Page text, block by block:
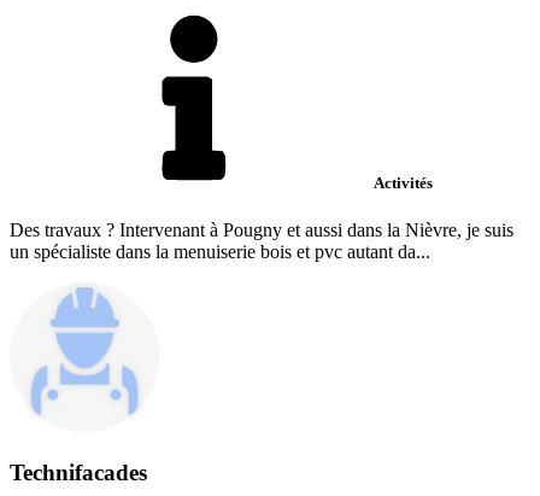
Activités
Des travaux ? Intervenant à Pougny et aussi dans la Nièvre, je suis
un spécialiste dans la menuiserie bois et pvc autant da...
Technifacades